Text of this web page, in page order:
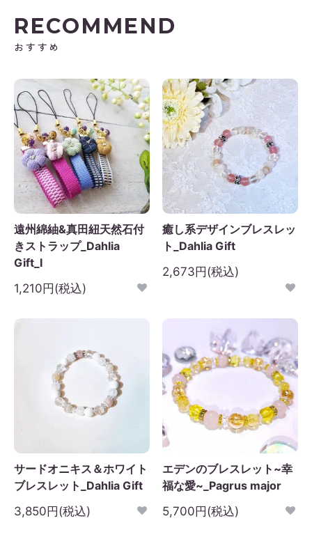
RECOMMEND
おすすめ
遠州綿紬&真田紐天然石付
きストラップ_Dahlia
Gift_I
1,210円(税込)
癒し系デザインブレスレッ
ト_Dahlia Gift
2,673円(税込)
サードオニキス＆ホワイト
ブレスレット_Dahlia Gift
3,850円(税込)
エデンのブレスレット~幸
福な愛~_Pagrus major
5,700円(税込)